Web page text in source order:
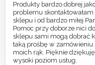
Produkty bardzo dobrej
problemu
sklepu i od bardzo miłej
Pomoc przy doborze nici
sklepu sami mogą dobrać
taką prośbę w zamówieniu.
moich rąk. Pięknie
wysoki poziom usług.